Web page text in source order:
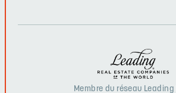
Membre du réseau Leading